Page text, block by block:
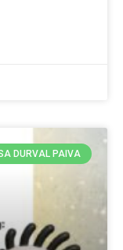
DURVAL PAIVA